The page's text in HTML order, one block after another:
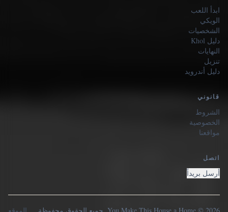
ابدأ اللعب
الويكي
الشخصيات
دليل Khol
النهايات
تنزيل
دليل أندرويد
قانوني
الشروط
الخصوصية
مواقعنا
اتصل
أرسل بريداً